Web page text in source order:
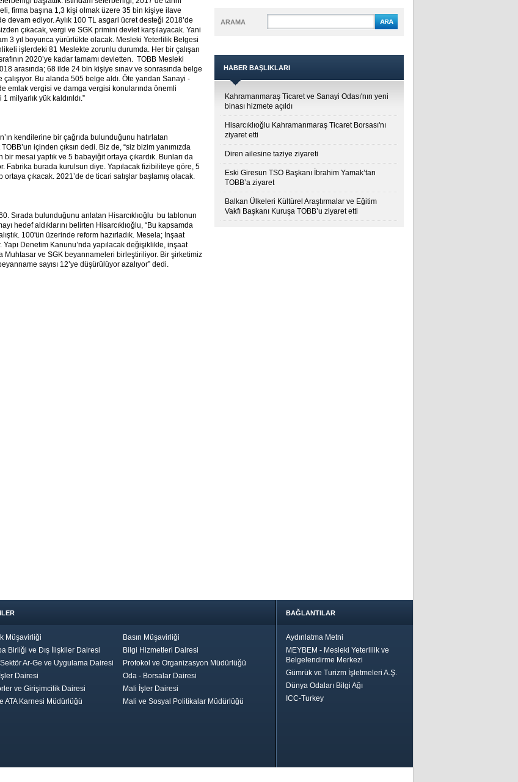
firma başına 1,3 kişi olmak üzere 35 bin kişiye ilave
devam ediyor. Aylık 100 TL asgari ücret desteği 2018’de
çıkacak, vergi ve SGK primini devlet karşılayacak. Yani
3 yıl boyunca yürürlükte olacak. Mesleki Yeterlilik Belgesi
işlerdeki 81 Meslekte zorunlu durumda. Her bir çalışan
2020’ye kadar tamamı devletten. TOBB Mesleki
arasında; 68 ilde 24 bin kişiye sınav ve sonrasında belge
Bu alanda 505 belge aldı. Öte yandan Sanayi -
emlak vergisi ve damga vergisi konularında önemli
milyarlık yük kaldırıldı.”
kendilerine bir çağrıda bulunduğunu hatırlatan
içinden çıksın dedi. Biz de, “siz bizim yanımızda
mesai yaptık ve 5 babayiğit ortaya çıkardık. Bunları da
Fabrika burada kurulsun diye. Yapılacak fizibiliteye göre, 5
çıkacak. 2021’de de ticari satışlar başlamış olacak.
Sırada bulunduğunu anlatan Hisarcıklıoğlu bu tablonun
hedef aldıklarını belirten Hisarcıklıoğlu, “Bu kapsamda
100'ün üzerinde reform hazırladık. Mesela; İnşaat
Denetim Kanunu’nda yapılacak değişiklikle, inşaat
Muhtasar ve SGK beyannameleri birleştiriliyor. Bir şirketimiz
sayısı 12’ye düşürülüyor azalıyor” dedi.
ARAMA
HABER BAŞLIKLARI
Kahramanmaraş Ticaret ve Sanayi Odası'nın yeni
binası hizmete açıldı
Hisarcıklıoğlu Kahramanmaraş Ticaret Borsası'nı
ziyaret etti
Diren ailesine taziye ziyareti
Eski Giresun TSO Başkanı İbrahim Yamak’tan
TOBB’a ziyaret
Balkan Ülkeleri Kültürel Araştırmalar ve Eğitim
Vakfı Başkanı Kuruşa TOBB’u ziyaret etti
Görüş ve Öneriler-
Müşavirliği
Basın Müşavirliği
Birliği ve Dış İlişkiler Dairesi
Bilgi Hizmetleri Dairesi
Ar-Ge ve Uygulama Dairesi
Protokol ve Organizasyon Müdürlüğü
Dairesi
Oda - Borsalar Dairesi
ve Girişimcilik Dairesi
Mali İşler Dairesi
ATA Karnesi Müdürlüğü
Mali ve Sosyal Politikalar Müdürlüğü
BAĞLANTILAR
Aydınlatma Metni
MEYBEM - Mesleki Yeterlilik ve
Belgelendirme Merkezi
Gümrük ve Turizm İşletmeleri A.Ş.
Dünya Odaları Bilgi Ağı
ICC-Turkey